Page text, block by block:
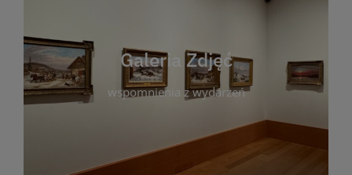
Galeria Zdjęć
wspomnienia z wydarzeń
którym można zobaczyć, jak żyje nasza biblioteka
i jej społeczność. Zdjęcia dokumentują zarówno
uroczyste chwile, jak i codzienne aktywności
czytelników. Regularnie dodajemy nowe galerie,
by każdy mógł powrócić do wyjątkowych
momentów. Zapraszamy do obejrzenia,
wspominania i inspirowania się!